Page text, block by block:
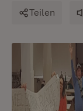
Teilen